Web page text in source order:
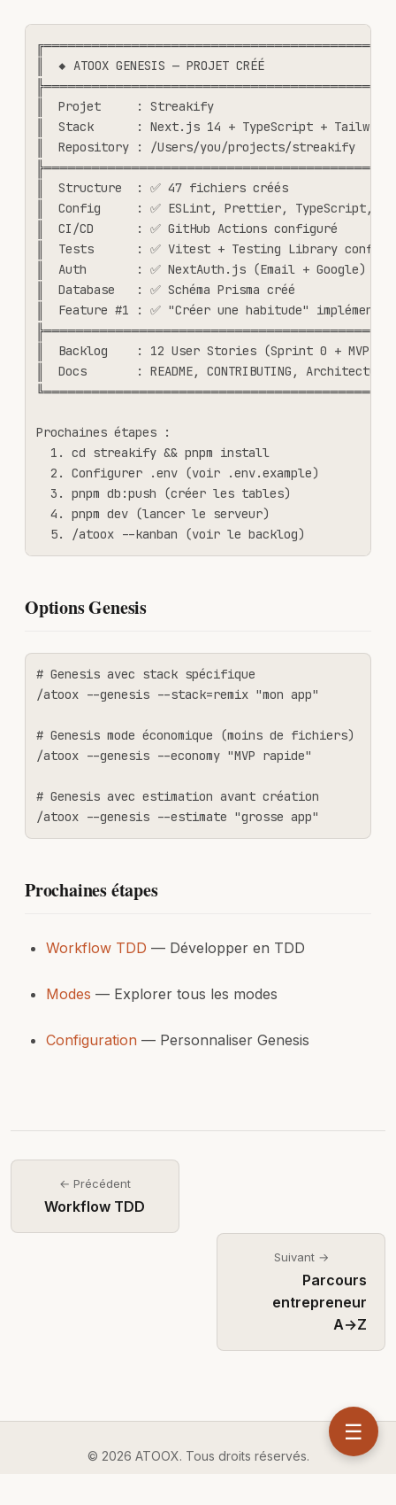
║  ◆ ATOOX GENESIS — PROJET CRÉÉ
║  Projet     : Streakify
║  Stack      : Next.js 14 + TypeScript +
║  Repository : /Users/you/projects/
║  Structure  : ✅ 47 fichiers créés
║  Config     : ✅ ESLint, Prettier, TypeScript,
║  CI/CD      : ✅ GitHub Actions configuré
║  Tests      : ✅ Vitest + Testing Library
║  Auth       : ✅ NextAuth.js (Email +
║  Database   : ✅ Schéma Prisma créé
║  Feature #1 : ✅ "Créer une habitude"
║  Backlog    : 12 User Stories (Sprint 0 +
║  Docs       : README, CONTRIBUTING,
Prochaines étapes :
  1. cd streakify && pnpm install
  2. Configurer .env (voir .env.example)
  3. pnpm db:push (créer les tables)
  4. pnpm dev (lancer le serveur)
  5. /atoox --kanban (voir le backlog)
Options Genesis
# Genesis avec stack spécifique
/atoox --genesis --stack=remix "mon app"
# Genesis mode économique (moins de fichiers)
/atoox --genesis --economy "MVP rapide"
# Genesis avec estimation avant création
/atoox --genesis --estimate "grosse app"
Prochaines étapes
Workflow TDD — Développer en TDD
Modes — Explorer tous les modes
Configuration — Personnaliser Genesis
← Précédent
Workflow TDD
Suivant →
Parcours
entrepreneur
A→Z
© 2026 ATOOX. Tous droits réservés.
☰